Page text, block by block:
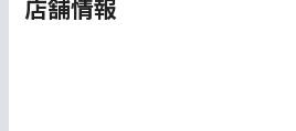
店舗情報